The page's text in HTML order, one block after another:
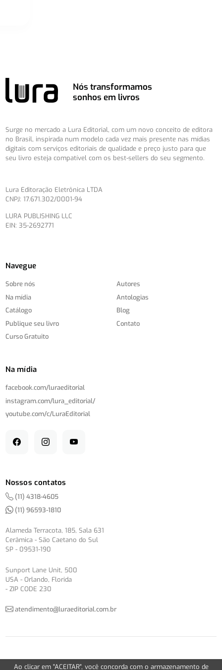
Nós transformamos
sonhos em livros
Surge no mercado a Lura Editorial, com um novo conceito de editora
no Brasil, inspirada num modelo cada vez mais presente nas mídias
digitais com serviços editoriais de qualidade e preço justo para que
seu livro esteja compatível com os best-sellers do seu segmento.
Lura Editoração Eletrônica LTDA
CNPJ: 17.671.302/0001-94
LURA PUBLISHING LLC
EIN: 35-2692771
Navegue
Sobre nós
Na mídia
Catálogo
Publique seu livro
Curso Gratuito
Autores
Antologias
Blog
Contato
Na mídia
facebook.com/luraeditorial
instagram.com/lura_editorial/
youtube.com/c/LuraEditorial
Nossos contatos
(11) 4318-4605
(11) 96593-1810
Alameda Terracota, 185, Sala 631
Cerâmica - São Caetano do Sul
SP - 09531-190
Sunport Lane Unit, 500
USA - Orlando, Florida
- ZIP CODE 230
atendimento@luraeditorial.com.br
© Copyright 2012-2026 -Política de Privacidade
Ao clicar em "ACEITAR", você concorda com o armazenamento de